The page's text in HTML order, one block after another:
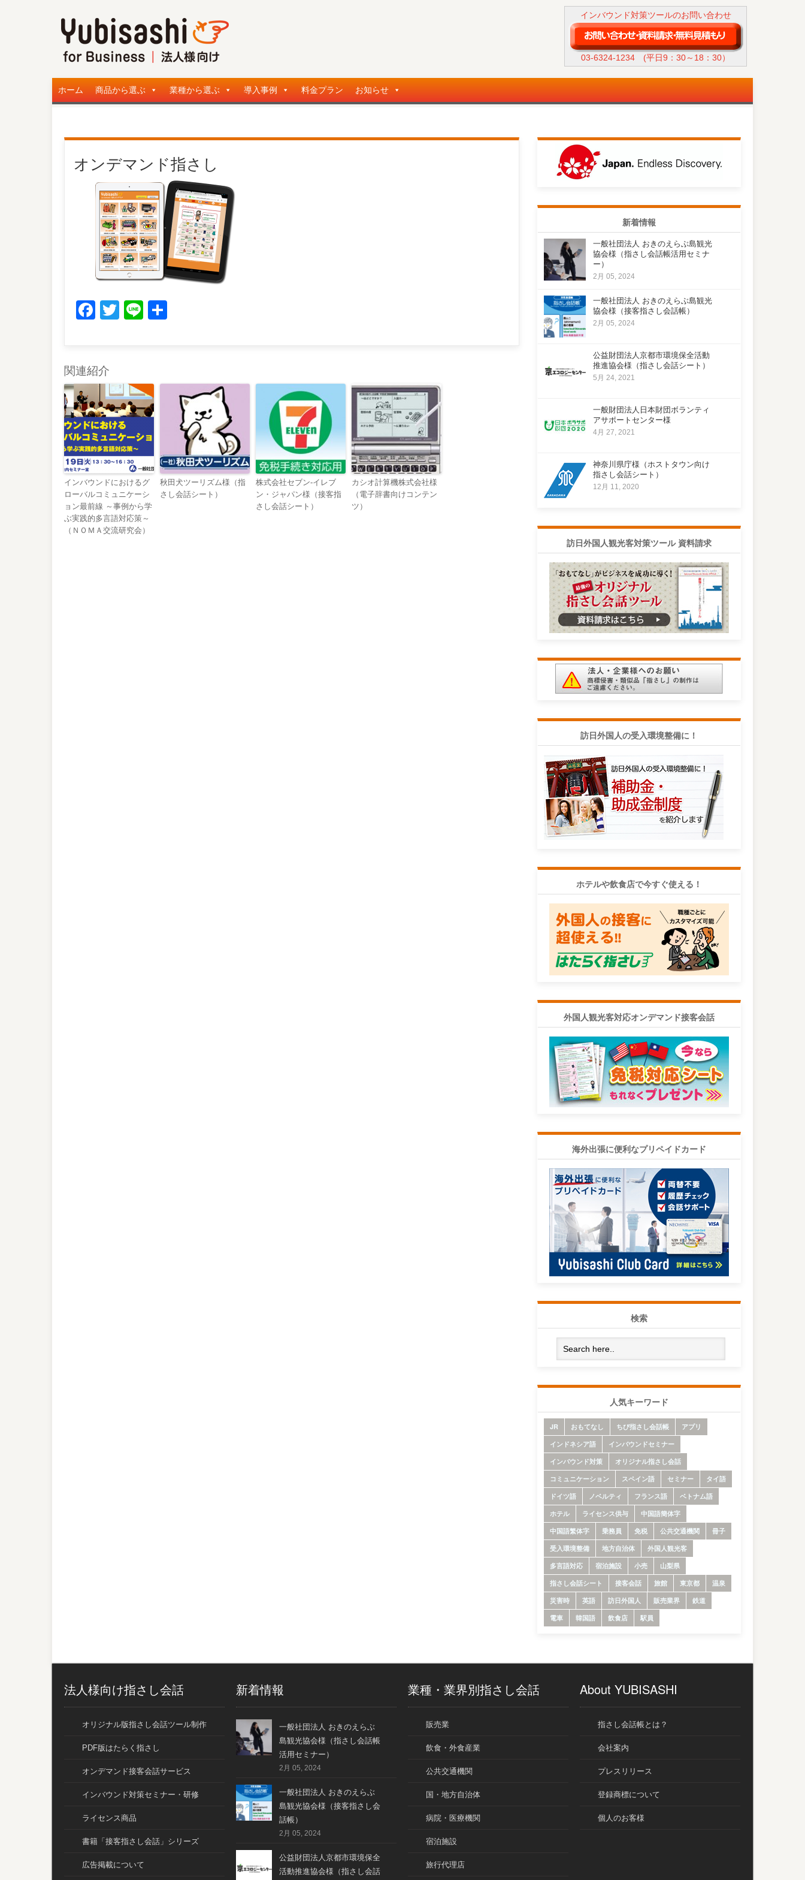
インバウンド対策ツールのお問い合わせ
03-6324-1234 (平日9：30～18：30）
ホーム 商品から選ぶ 業種から選ぶ 導入事例 料金プラン お知らせ
オンデマンド指さし
Facebook
Twitter
Line
関連紹介
インバウンドにおけるグ
ローバルコミュニケーシ
ョン最前線 ～事例から学
ぶ実践的多言語対応策～
（ＮＯＭＡ交流研究会）
秋田犬ツーリズム様（指
さし会話シート）
株式会社セブン-イレブ
ン・ジャパン様（接客指
さし会話シート）
カシオ計算機株式会社様
（電子辞書向けコンテン
ツ）
新着情報
一般社団法人 おきのえらぶ島観光
協会様（指さし会話帳活用セミナ
ー）
2月 05, 2024
一般社団法人 おきのえらぶ島観光
協会様（接客指さし会話帳）
2月 05, 2024
公益財団法人京都市環境保全活動
推進協会様（指さし会話シート）
5月 24, 2021
一般財団法人日本財団ボランティ
アサポートセンター様
4月 27, 2021
神奈川県庁様（ホストタウン向け
指さし会話シート）
12月 11, 2020
訪日外国人観光客対策ツール 資料請求
訪日外国人の受入環境整備に！
ホテルや飲食店で今すぐ使える！
外国人観光客対応オンデマンド接客会話
海外出張に便利なプリペイドカード
検索
人気キーワード
JR おもてなし ちび指さし会話帳
アプリ
インドネシア語
インバウンドセミナー
インバウンド対策
オリジナル指さし会話
コミュニケーション
スペイン語 セミナー
タイ語
ドイツ語
ノベルティ フランス語
ベトナム語
ホテル
ライセンス供与
中国語簡体字
中国語繁体字
乗務員 免税 公共交通機関
冊子
受入環境整備
地方自治体
外国人観光客
多言語対応
宿泊施設 小売
山梨県
指さし会話シート
接客会話 旅館 東京都
温泉
災害時
英語 訪日外国人 販売業界
鉄道
電車
韓国語 飲食店 駅員
法人様向け指さし会話
オリジナル版指さし会話ツール制作
PDF版はたらく指さし
オンデマンド接客会話サービス
インバウンド対策セミナー・研修
ライセンス商品
書籍「接客指さし会話」シリーズ
広告掲載について
新着情報
一般社団法人 おきのえらぶ
島観光協会様（指さし会話帳
活用セミナー）
2月 05, 2024
一般社団法人 おきのえらぶ
島観光協会様（接客指さし会
話帳）
2月 05, 2024
公益財団法人京都市環境保全
活動推進協会様（指さし会話
業種・業界別指さし会話
販売業
飲食・外食産業
公共交通機関
国・地方自治体
病院・医療機関
宿泊施設
旅行代理店
About YUBISASHI
指さし会話帳とは？
会社案内
プレスリリース
登録商標について
個人のお客様